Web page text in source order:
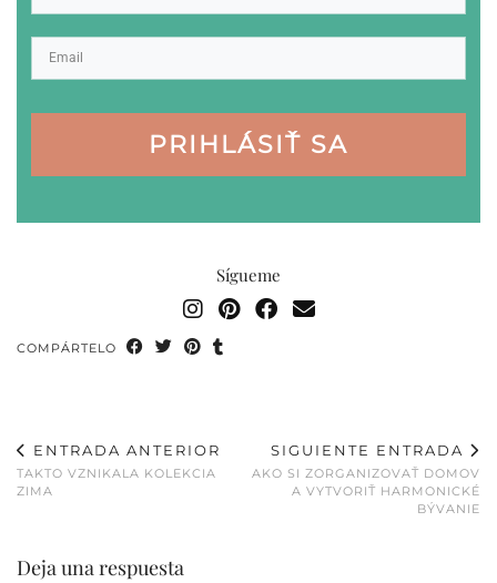
PRIHLÁSIŤ SA
Sígueme
COMPÁRTELO
ENTRADA ANTERIOR
TAKTO VZNIKALA KOLEKCIA
ZIMA
SIGUIENTE ENTRADA
AKO SI ZORGANIZOVAŤ DOMOV
A VYTVORIŤ HARMONICKÉ
BÝVANIE
Deja una respuesta